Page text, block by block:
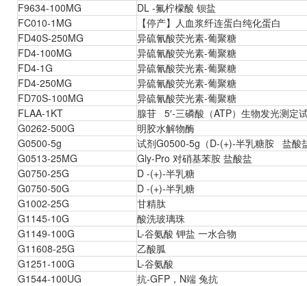
F9634-100MG
DL -氟柠檬酸 钡盐
FC010-1MG
【停产】人血浆纤连蛋白纯化蛋白
FD40S-250MG
异硫氰酸荧光素-葡聚糖
FD4-100MG
异硫氰酸荧光素-葡聚糖
FD4-1G
异硫氰酸荧光素-葡聚糖
FD4-250MG
异硫氰酸荧光素-葡聚糖
FD70S-100MG
异硫氰酸荧光素-葡聚糖
FLAA-1KT
腺苷 5′-三磷酸（ATP）生物发光测定
G0262-500G
明胶水解物酶
G0500-5g
试剂G0500-5g（D-(+)-半乳糖胺 盐酸
G0513-25MG
Gly-Pro 对硝基苯胺 盐酸盐
G0750-25G
D -(+)-半乳糖
G0750-50G
D -(+)-半乳糖
G1002-25G
甘精肽
G1145-10G
酸洗玻璃珠
G1149-100G
L-谷氨酸 钾盐 一水合物
G11608-25G
乙酸胍
G1251-100G
L-谷氨酸
G1544-100UG
抗-GFP，N端 兔抗